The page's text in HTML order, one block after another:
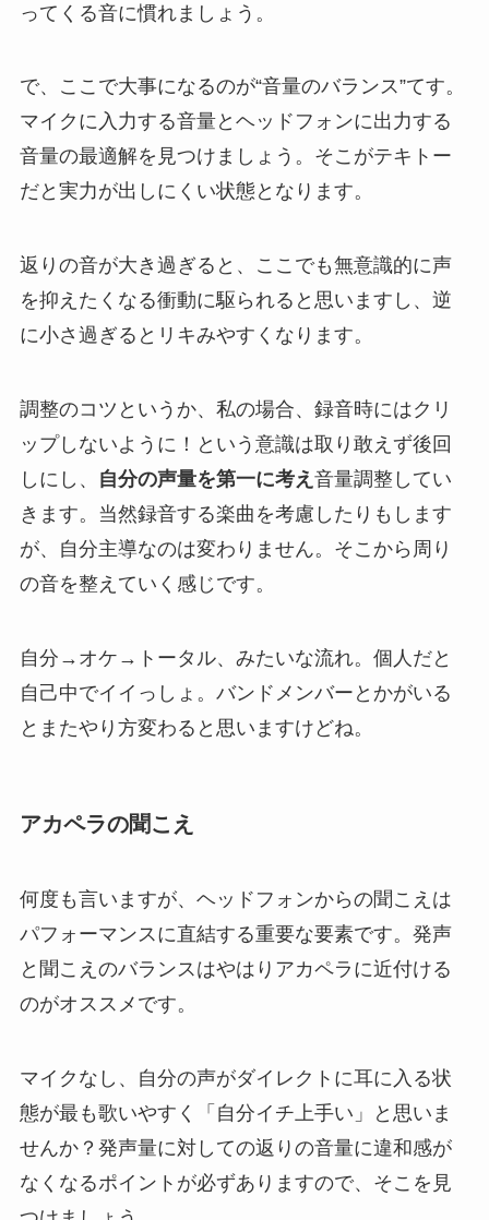
ってくる音に慣れましょう。
で、ここで大事になるのが“音量のバランス”てす。
マイクに入力する音量とヘッドフォンに出力する
音量の最適解を見つけましょう。そこがテキトー
だと実力が出しにくい状態となります。
返りの音が大き過ぎると、ここでも無意識的に声
を抑えたくなる衝動に駆られると思いますし、逆
に小さ過ぎるとリキみやすくなります。
調整のコツというか、私の場合、録音時にはクリ
ップしないように！という意識は取り敢えず後回
しにし、
自分の声量を第一に考え 音量調整してい
きます。当然録音する楽曲を考慮したりもします
が、自分主導なのは変わりません。そこから周り
の音を整えていく感じです。
自分→オケ→トータル、みたいな流れ。個人だと
自己中でイイっしょ。バンドメンバーとかがいる
とまたやり方変わると思いますけどね。
アカペラの聞こえ
何度も言いますが、ヘッドフォンからの聞こえは
パフォーマンスに直結する重要な要素です。発声
と聞こえのバランスはやはりアカペラに近付ける
のがオススメです。
マイクなし、自分の声がダイレクトに耳に入る状
態が最も歌いやすく「自分イチ上手い」と思いま
せんか？発声量に対しての返りの音量に違和感が
なくなるポイントが必ずありますので、そこを見